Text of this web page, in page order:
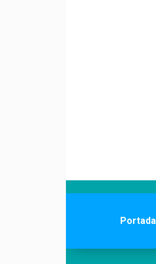
Portada